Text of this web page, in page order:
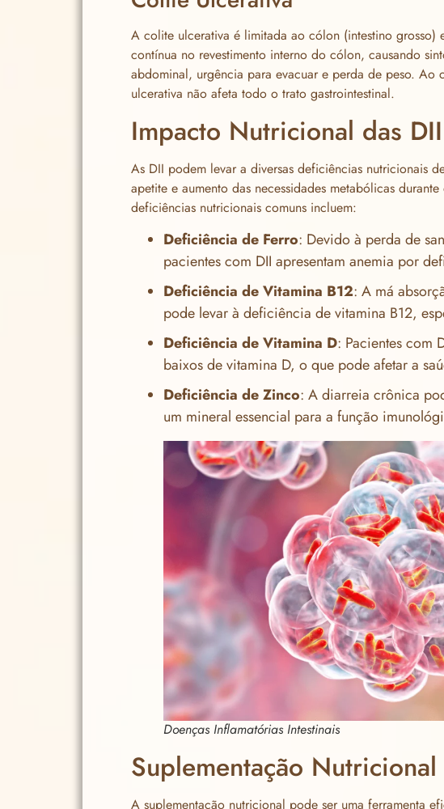
A colite ulcerativa é limitada ao cólon (intestino
contínua no revestimento interno do cólon, causando
abdominal, urgência para evacuar e perda de peso.
ulcerativa não afeta todo o trato gastrointestinal.
Impacto Nutricional das DII
As DII podem levar a diversas deficiências nutricionais
apetite e aumento das necessidades metabólicas
deficiências nutricionais comuns incluem:
Deficiência de Ferro: Devido à perda de
pacientes com DII apresentam anemia por
Deficiência de Vitamina B12: A má
pode levar à deficiência de vitamina B12,
Deficiência de Vitamina D: Pacientes com
baixos de vitamina D, o que pode afetar a
Deficiência de Zinco: A diarreia crônica
um mineral essencial para a função
Doenças Inflamatórias Intestinais
Suplementação
A suplementação nutricional pode ser uma ferramenta